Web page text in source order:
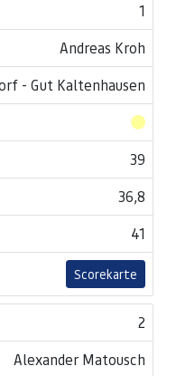
1
Andreas Kroh
- Gut Kaltenhausen
39
36,8
41
Scorekarte
2
Alexander Matousch